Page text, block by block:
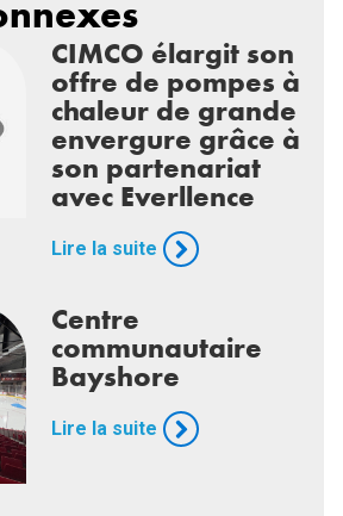
CIMCO élargit son
offre de pompes à
chaleur de grande
envergure grâce à
son partenariat
avec Everllence
Lire la suite
Centre
communautaire
Bayshore
Lire la suite